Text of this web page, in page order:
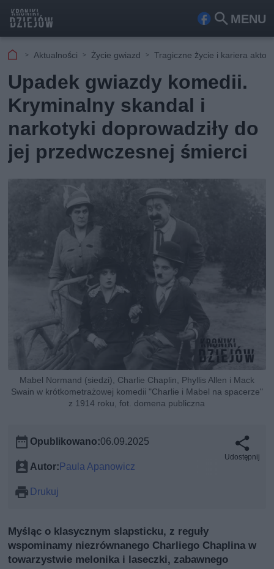
MENU
Fa
ook
Szu
kaj
Aktualności Życie gwiazd Tragiczne życie i kariera
Upadek gwiazdy komedii.
Kryminalny skandal i
narkotyki doprowadziły do
jej przedwczesnej śmierci
Mabel Normand (siedzi), Charlie Chaplin, Phyllis Allen i Mack
Swain w krótkometrażowej komedii "Charlie i Mabel na spacerze"
z 1914 roku, fot. domena publiczna
Opublikowano:06.09.2025
Autor: Paula Apanowicz
Drukuj
Udostępnij
Myśląc o klasycznym slapsticku, z reguły
wspominamy niezrównanego Charliego Chaplina w
towarzystwie melonika i laseczki, zabawnego